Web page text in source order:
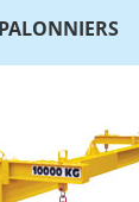
PALONNIERS